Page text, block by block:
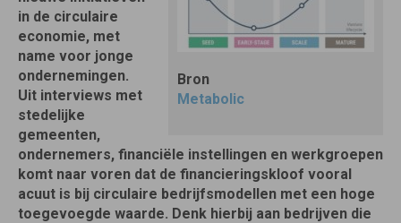
Bron
Metabolic
in de circulaire
economie, met
name voor jonge
ondernemingen.
Uit interviews met
stedelijke
gemeenten,
ondernemers, financiële instellingen en werkgroepen
komt naar voren dat de financieringskloof vooral
acuut is bij circulaire bedrijfsmodellen met een hoge
toegevoegde waarde. Denk hierbij aan bedrijven die